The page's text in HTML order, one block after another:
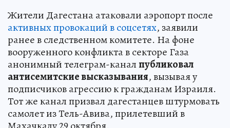
Жители Дагестана атаковали аэропорт после
активных провокаций в соцсетях, заявили
ранее в следственном комитете. На фоне
вооруженного конфликта в секторе Газа
анонимный телеграм-каналпубликовал
антисемитские высказывания, вызывая у
подписчиков агрессию к гражданам Израиля.
Тот же канал призвал дагестанцев штурмовать
самолет из Тель-Авива, прилетевший в